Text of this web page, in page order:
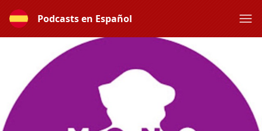
Podcasts en Español